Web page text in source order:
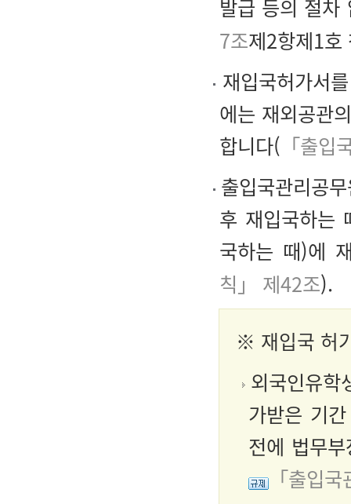
발급 등의 절차
7조제2항제1호
재입국허가서
에는 재외공관
합니다( 「출
출입국관리공
후 재입국하는
국하는 때)에
칙」 제42조).
※ 재입국 허
외국인유학
가받은 기
전에 법무
「출입